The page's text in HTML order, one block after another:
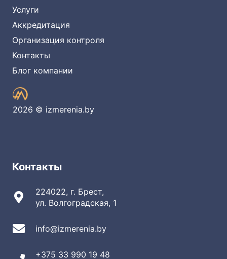
Услуги
Аккредитация
Организация контроля
Контакты
Блог компании
2026 © izmerenia.by
Контакты
224022, г. Брест,
ул. Волгоградская, 1
info@izmerenia.by
+375 33 990 19 48